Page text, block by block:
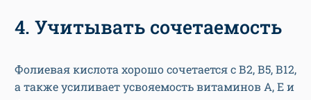
4. Учитывать сочетаемость
Фолиевая кислота хорошо сочетается с В2, В5, В12,
а также усиливает усвояемость витаминов А, Е и